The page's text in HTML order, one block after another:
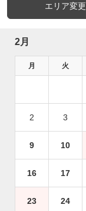
エリア変更
2月
月 火
2 3
9 10
16 17
23 24